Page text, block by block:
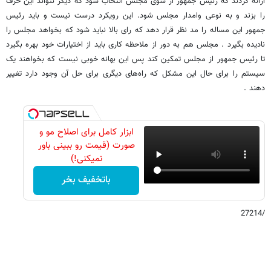
را بزند و به نوعی وامدار مجلس شود. این رویکرد درست نیست و باید رئیس
جمهور این مساله را مد نظر قرار دهد که رای بالا نباید شود که بخواهد مجلس را
نادیده بگیرد . مجلس هم به دور از ملاحظه کاری باید از اختیارات خود بهره بگیرد
تا رئیس جمهور از مجلس تمکین کند پس این بهانه خوبی نیست که بخواهند یک
سیستم را برای حال این مشکل که راه‌های دیگری برای حل آن وجود دارد تغییر
دهند .
ابزار کامل برای اصلاح مو و
صورت (قیمت رو ببینی باور
نمیکنی!)
باتخفیف بخر
/27214